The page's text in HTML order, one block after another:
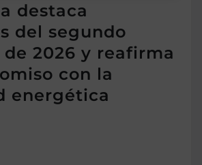
destaca
del segundo
2026 y reafirma
con la
energética